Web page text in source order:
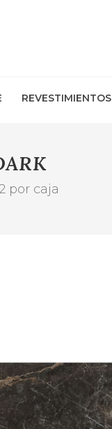
REVESTIMIENTOS
por caja